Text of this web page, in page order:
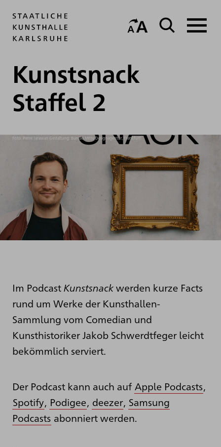
Kunstsnack
Staffel 2
Foto: Pierre Jarawan Gestaltung: Bureau Mitte Designagentur, Frankfurt
Im PodcastKunstsnackwerden kurze Facts
rund um Werke der Kunsthallen-
Sammlung vom Comedian und
Kunsthistoriker Jakob Schwerdtfeger leicht
bekömmlich serviert.
Der Podcast kann auch auf Apple Podcasts,
Spotify, Podigee, deezer, Samsung
Podcasts abonniert werden.